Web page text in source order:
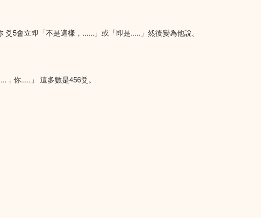
5會立即「不是這樣，......」或「即是.....」然後變為他說。
你.....」 這多數是456爻。